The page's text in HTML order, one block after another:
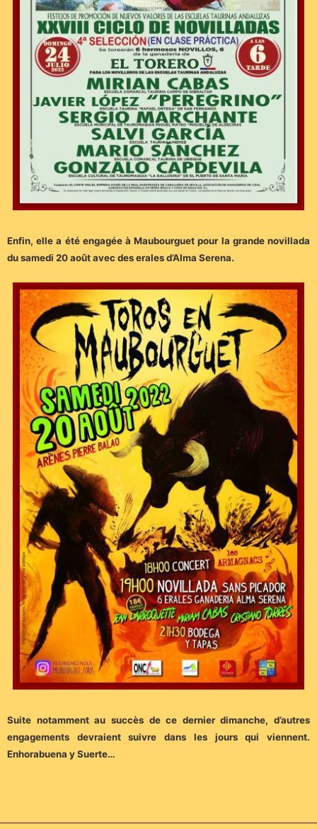
Enfin, elle a été engagée à Maubourguet pour la grande novillada
du samedi 20 août avec des erales d’Alma Serena.
Suite notamment au succès de ce dernier dimanche, d’autres
engagements devraient suivre dans les jours qui viennent.
Enhorabuena y Suerte…